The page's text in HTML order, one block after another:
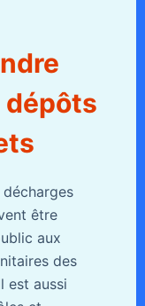
dépôts
être
aux
des
est aussi